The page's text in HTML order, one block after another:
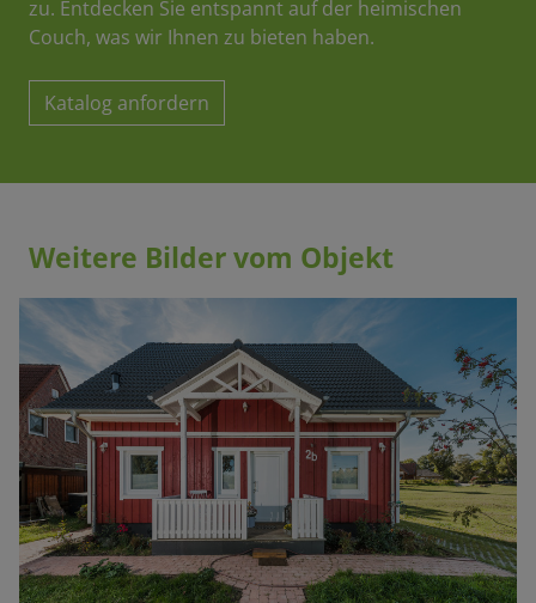
zu. Entdecken Sie entspannt auf der heimischen
Couch, was wir Ihnen zu bieten haben.
Katalog anfordern
Weitere Bilder vom Objekt